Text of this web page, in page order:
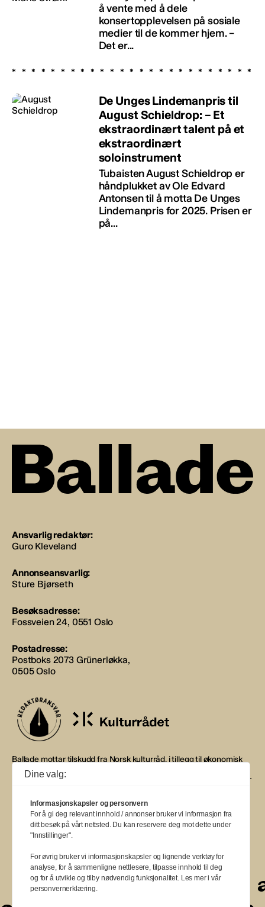
å vente med å dele
konsertopplevelsen på sosiale
medier til de kommer hjem. –
Det er...
De Unges Lindemanpris til
August Schieldrop: – Et
ekstraordinært talent på et
ekstraordinært
soloinstrument
Tubaisten August Schieldrop er
håndplukket av Ole Edvard
Antonsen til å motta De Unges
Lindemanpris for 2025. Prisen er
på...
Ansvarlig redaktør:
Guro Kleveland
Annonseansvarlig:
Sture Bjørseth
Besøksadresse:
Fossveien 24, 0551 Oslo
Postadresse:
Postboks 2073 Grünerløkka,
0505 Oslo
Ballade mottar tilskudd fra Norsk kulturråd, i tillegg til økonomisk
støtte fra eierne NOPA, Norsk komponistforening og
Musikkforleggerne. Ballade drives etter Redaktør- og Vær Varsom-
BALLADE — NORGES MUSIKKMAGASIN
aaa
aa
aa
a
Dine valg:
Informasjonskapsler og personvern
For å gi deg relevant innhold / annonser bruker vi informasjon fra
ditt besøk på vårt nettsted. Du kan reservere deg mot dette under
"Innstillinger".
For øvrig bruker vi informasjonskapsler og lignende verktøy for
analyse, for å sammenligne nettlesere, tilpasse innhold til deg
og for å utvikle og tilby nødvendig funksjonalitet. Les mer i vår
personvernerklæring.